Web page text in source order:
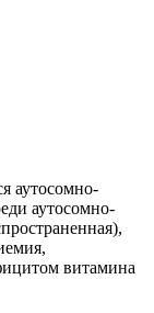
аутосомно-
аутосомно-
витамина